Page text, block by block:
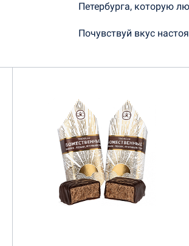
Петербурга, которую
Почувствуй вкус